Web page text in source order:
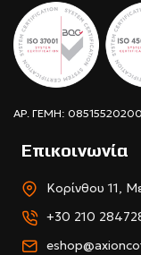
ΑΡ. ΓΕΜΗ:
Επικοινωνία
Κορίνθου 11,
+30 210